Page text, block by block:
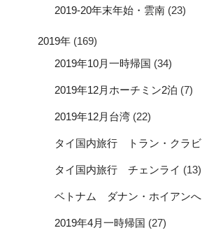
2019-20年末年始・雲南 (23)
2019年 (169)
2019年10月一時帰国 (34)
2019年12月ホーチミン2泊 (7)
2019年12月台湾 (22)
タイ国内旅行 トラン・クラビ
タイ国内旅行 チェンライ (13)
ベトナム ダナン・ホイアンへ
2019年4月一時帰国 (27)